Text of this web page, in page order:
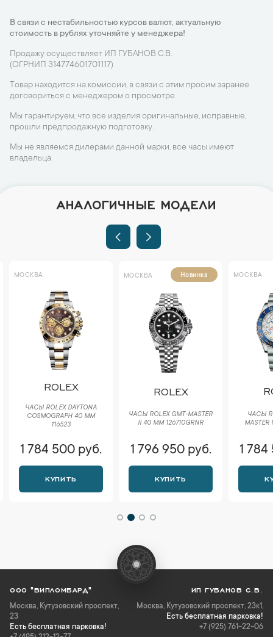
В связи с нестабильностью курсов валют, актуальную
стоимость в рублях уточняйте у менеджера!
Продажу осуществляет ИП ГУБАНОВ С.В.
(ОГРНИП 314774601701117)
Товар находится на комиссии, в связи с этим просим заранее
договориться с менеджером о просмотре.
Мы гарантируем, что все изделия оригинальные, исправные,
прошли предпродажную подготовку.
Мы не являемся дилерами данной марки, все часы имеют
владельца.
АНАЛОГИЧНЫЕ МОДЕЛИ
МОСКВА
ROLEX
ЧАСЫ ROLEX DAYTONA
COSMOGRAPH 40 ММ
116523
1 784 500 руб.
КУПИТЬ
МОСКВА Новинка
ROLEX
ЧАСЫ ROLEX GMT-MASTER
II 40 ММ 126710GRNR
1 796 950 руб.
КУПИТЬ
МОСКВА
ЧАСЫ
MASTER
1
ООО "ВИПЛОМБАРД"
Москва, Кутузовский проспект,
23
Есть бесплатная парковка!
ИП ГУБАНОВ С.В.
Москва, Кутузовский проспект, 23к1,
Есть бесплатная парковка!
+7 (925) 761-22-06